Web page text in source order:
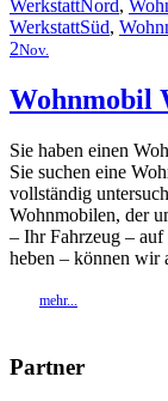
WerkstattNord,
WerkstattSüd,
2Nov.
Wohnmobil
Sie haben einen
Sie suchen eine
vollständig
Wohnmobilen, der
– Ihr Fahrzeug –
heben – können
mehr...
Partner